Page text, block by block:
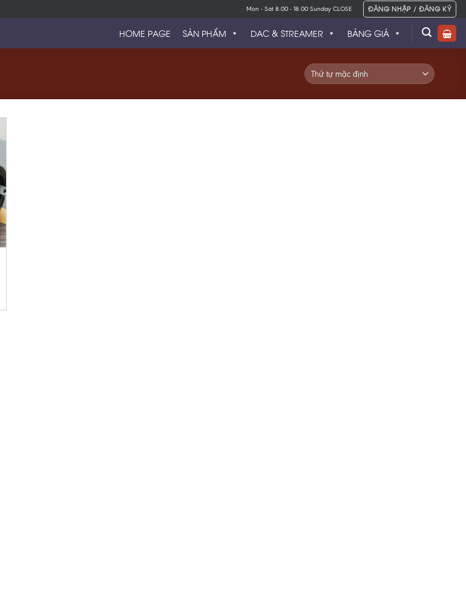
Mon - Sat 8.00 - 18.00 Sunday CLOSE ĐĂNG NHẬP / ĐĂNG KÝ
HOME PAGE SẢN PHẨM BẢNG GIÁ
DAC & STREAMER